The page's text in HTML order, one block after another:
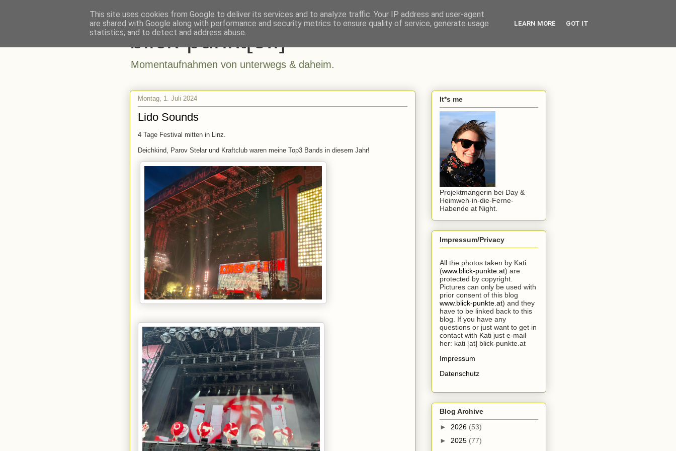
blick-punkt[e..]
Momentaufnahmen von unterwegs & daheim.
Montag, 1. Juli 2024
Lido Sounds
4 Tage Festival mitten in Linz.
Deichkind, Parov Stelar und Kraftclub waren meine Top3 Bands in diesem Jahr!
It*s me
Projektmangerin bei Day &
Heimweh-in-die-Ferne-
Habende at Night.
Impressum/Privacy
All the photos taken by Kati
(www.blick-punkte.at) are
protected by copyright.
Pictures can only be used with
prior consent of this blog
www.blick-punkte.at) and they
have to be linked back to this
blog. If you have any
questions or just want to get in
contact with Kati just e-mail
her: kati [at] blick-punkte.at
Impressum
Datenschutz
Blog Archive
► 2026 (53)
► 2025 (77)
This site uses cookies from Google to deliver its services and to analyze traffic. Your IP address and user-agent
are shared with Google along with performance and security metrics to ensure quality of service, generate usage
statistics, and to detect and address abuse.
LEARN MORE GOT IT